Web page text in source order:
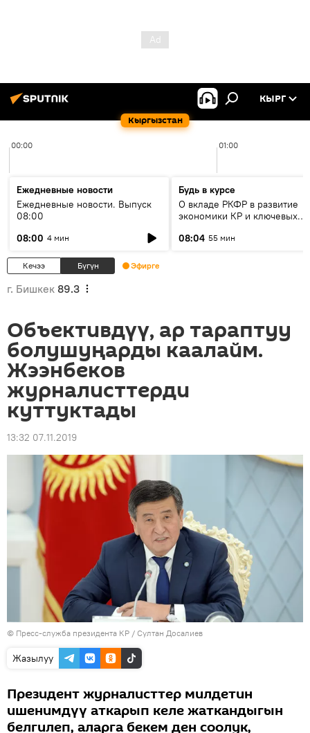
Кыргызстан
КЫРГ
00:00 01:00
Ежедневные новости
Ежедневные новости. Выпуск
08:00
08:00 4 мин
Будь в курсе
О вкладе РКФР в развитие
экономики КР и ключевых
08:04 55 мин
Кечээ Бүгүн Эфирге
г. Бишкек 89.3
Объективдүү, ар тараптуу
болушуңарды каалайм.
Жээнбеков
журналисттерди
куттуктады
13:32 07.11.2019
© Пресс-служба президента КР / Султан Досалиев
Жазылуу
Президент журналисттер милдетин
ишенимдүү аткарып келе жаткандыгын
белгилеп, аларга бекем ден соолук,